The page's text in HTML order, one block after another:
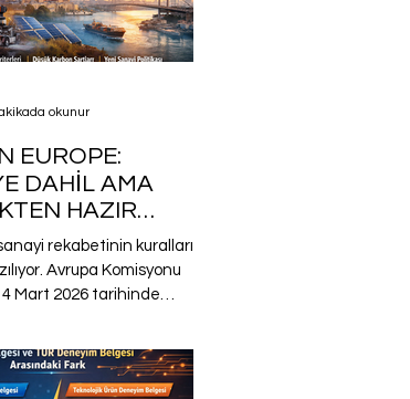
EUROPE:
DAHİL AMA
HAZIR
rekabetinin kuralları
Avrupa Komisyonu
Mart 2026 tarihinde
artık
söylemi değil; kamu
okunur